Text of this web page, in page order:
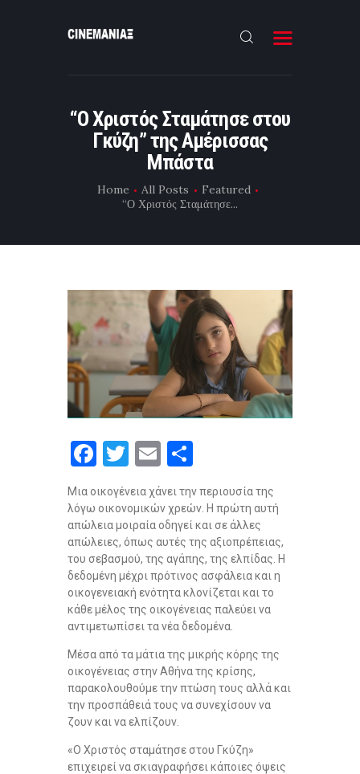
“Ο Χριστός Σταμάτησε στου
Γκύζη” της Αμέρισσας
Μπάστα
Home All Posts
Featured
“Ο Χριστός Σταμάτησε...
ΝΕΑ
ΣΥΝΕΝΤΕΥΞΗ
FILMMAKING
ΜΙΚΡΟΥ ΜΗΚΟΥΣ
EΠΙΚΟΙΝΩΝΙΑ
F
ce
b
o
o
k
T
tt
er
E
ail ar
e
Μια οικογένεια χάνει την περιουσία της
λόγω οικονομικών χρεών. Η πρώτη αυτή
απώλεια μοιραία οδηγεί και σε άλλες
απώλειες, όπως αυτές της αξιοπρέπειας,
του σεβασμού, της αγάπης, της ελπίδας. Η
δεδομένη μέχρι πρότινος ασφάλεια και η
οικογενειακή ενότητα κλονίζεται και το
κάθε μέλος της οικογένειας παλεύει να
αντιμετωπίσει τα νέα δεδομένα.
Μέσα από τα μάτια της μικρής κόρης της
οικογένειας στην Αθήνα της κρίσης,
παρακολουθούμε την πτώση τους αλλά και
την προσπάθειά τους να συνεχίσουν να
ζουν και να ελπίζουν.
«Ο Χριστός σταμάτησε στου Γκύζη»
επιχειρεί να σκιαγραφήσει κάποιες όψεις